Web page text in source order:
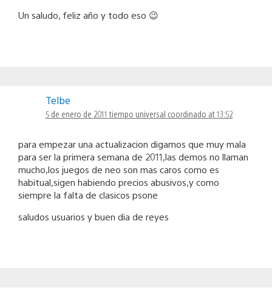
Un saludo, feliz año y todo eso 😉
Telbe
5 de enero de 2011 tiempo universal coordinado at 13:52
para empezar una actualizacion digamos que muy mala
para ser la primera semana de 2011,las demos no llaman
mucho,los juegos de neo son mas caros como es
habitual,sigen habiendo precios abusivos,y como
siempre la falta de clasicos psone
saludos usuarios y buen dia de reyes